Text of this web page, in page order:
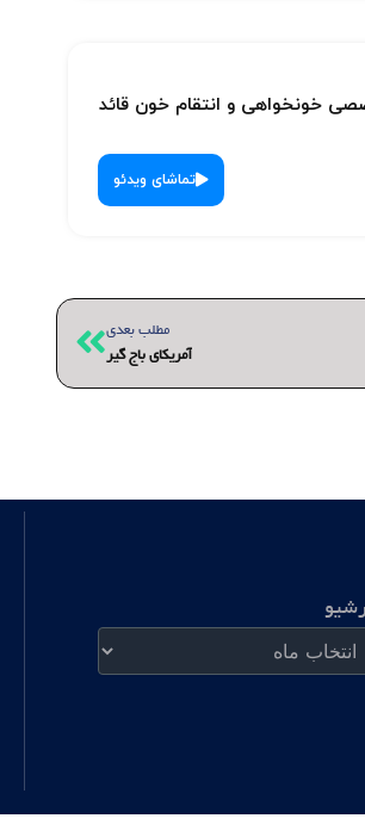
خونخواهی و انتقام خون قائد
تماشای ویدئو
مطلب بعدی
آمریکای باج گیر
بعدی